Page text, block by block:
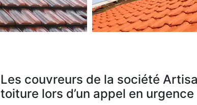
Les couvreurs de la société
toiture lors d’un appel en urgence